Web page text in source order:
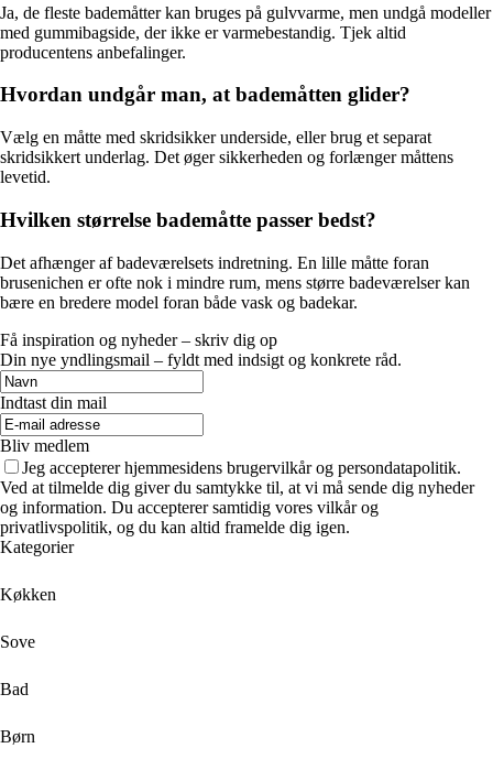
Ja, de fleste bademåtter kan bruges på gulvvarme, men undgå modeller
med gummibagside, der ikke er varmebestandig. Tjek altid
producentens anbefalinger.
Hvordan undgår man, at bademåtten glider?
Vælg en måtte med skridsikker underside, eller brug et separat
skridsikkert underlag. Det øger sikkerheden og forlænger måttens
levetid.
Hvilken størrelse bademåtte passer bedst?
Det afhænger af badeværelsets indretning. En lille måtte foran
brusenichen er ofte nok i mindre rum, mens større badeværelser kan
bære en bredere model foran både vask og badekar.
Få inspiration og nyheder – skriv dig op
Din nye yndlingsmail – fyldt med indsigt og konkrete råd.
Indtast din mail
Bliv medlem
Jeg accepterer hjemmesidens brugervilkår og persondatapolitik.
Ved at tilmelde dig giver du samtykke til, at vi må sende dig nyheder
og information. Du accepterer samtidig vores vilkår og
privatlivspolitik, og du kan altid framelde dig igen.
Kategorier
Køkken
Sove
Bad
Børn